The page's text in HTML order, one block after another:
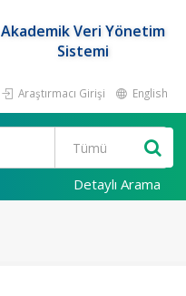
Akademik Veri Yönetim
Sistemi
Araştırmacı Girişi English
Detaylı Arama